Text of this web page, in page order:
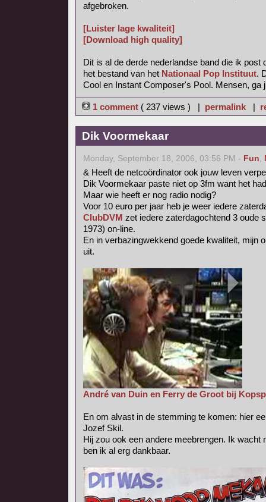
afgebroken.
[Luister lage kwaliteit]
[Download high quality]
Dit is al de derde nederlandse band die ik post
het bestand van het Nationaal Pop Instituut.
Cool en Instant Composer's Pool. Mensen, ga
1 comment ( 237 views ) | permalink |
Dik Voormekaar
Monday, September 18, 2006, 03:56 PM - Fun,
& Heeft de netcoördinator ook jouw leven
Dik Voormekaar paste niet op 3fm want het
Maar wie heeft er nog radio nodig?
Voor 10 euro per jaar heb je weer iedere
ClubDVM zet iedere zaterdagochtend 3 oude
1973) on-line.
En in verbazingwekkend goede kwaliteit, mijn
uit.
André van Duin en Ferry de Groot bij
En om alvast in de stemming te komen: hier
Jozef Skil.
Hij zou ook een andere meebrengen. Ik wacht
ben ik al erg dankbaar.